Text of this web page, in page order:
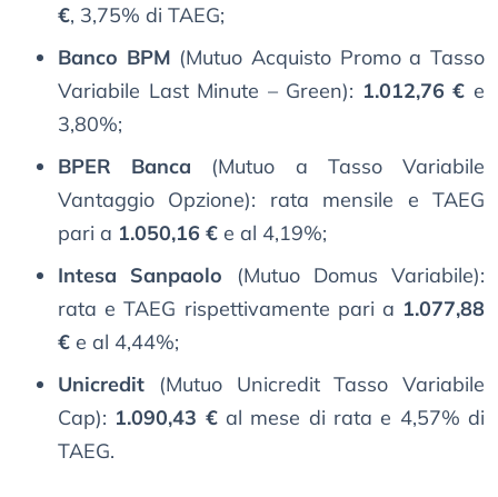
€, 3,75% di TAEG;
Banco BPM (Mutuo Acquisto Promo a Tasso
Variabile Last Minute – Green): 1.012,76 € e
3,80%;
BPER Banca (Mutuo a Tasso Variabile
Vantaggio Opzione): rata mensile e TAEG
pari a 1.050,16 € e al 4,19%;
Intesa Sanpaolo (Mutuo Domus Variabile):
rata e TAEG rispettivamente pari a 1.077,88
€ e al 4,44%;
Unicredit (Mutuo Unicredit Tasso Variabile
Cap): 1.090,43 €al mese di rata e 4,57% di
TAEG.